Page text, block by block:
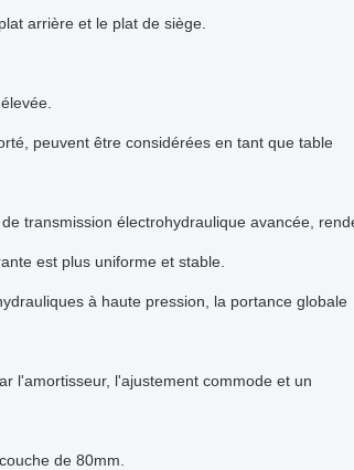
arrière et le plat de siège.
peuvent être considérées en tant que table
transmission électrohydraulique avancée,
est plus uniforme et stable.
à haute pression, la portance globale
l'amortisseur, l'ajustement commode et un
de 80mm.